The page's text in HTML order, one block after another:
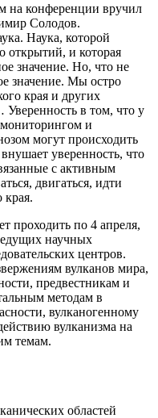
на конференции вручил
Солодов.
Наука, которой
открытий, и которая
значение. Но, что не
значение. Мы остро
края и других
в том, что у
и
могут происходить
уверенность, что
с активным
двигаться, идти
края.
проходить по 4 апреля,
научных
центров.
вулканов мира,
предвестникам и
методам в
вулканогенному
вулканизма на
темам.
областей